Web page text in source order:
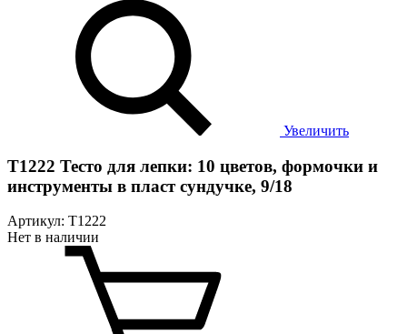
Увеличить
T1222 Тесто для лепки: 10 цветов, формочки и
инструменты в пласт сундучке, 9/18
Артикул: T1222
Нет в наличии